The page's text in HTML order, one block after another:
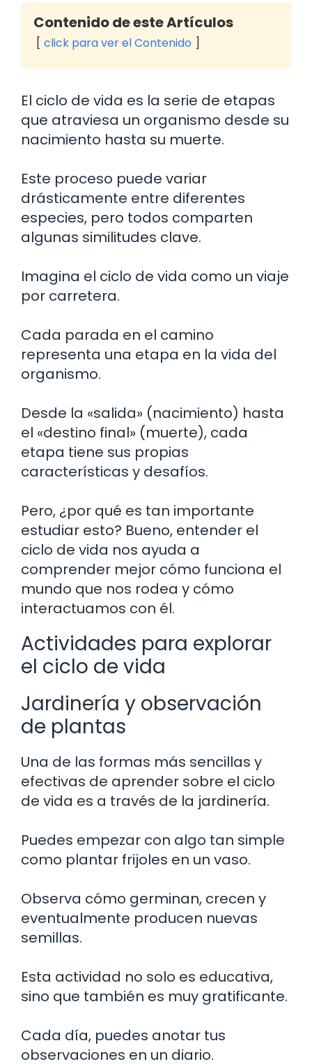
Contenido de este Artículos
click para ver el Contenido
El ciclo de vida es la serie de etapas
que atraviesa un organismo desde su
nacimiento hasta su muerte.
Este proceso puede variar
drásticamente entre diferentes
especies, pero todos comparten
algunas similitudes clave.
Imagina el ciclo de vida como un viaje
por carretera.
Cada parada en el camino
representa una etapa en la vida del
organismo.
Desde la «salida» (nacimiento) hasta
el «destino final» (muerte), cada
etapa tiene sus propias
características y desafíos.
Pero, ¿por qué es tan importante
estudiar esto? Bueno, entender el
ciclo de vida nos ayuda a
comprender mejor cómo funciona el
mundo que nos rodea y cómo
interactuamos con él.
Actividades para explorar
el ciclo de vida
Jardinería y observación
de plantas
Una de las formas más sencillas y
efectivas de aprender sobre el ciclo
de vida es a través de la jardinería.
Puedes empezar con algo tan simple
como plantar frijoles en un vaso.
Observa cómo germinan, crecen y
eventualmente producen nuevas
semillas.
Esta actividad no solo es educativa,
sino que también es muy gratificante.
Cada día, puedes anotar tus
observaciones en un diario.